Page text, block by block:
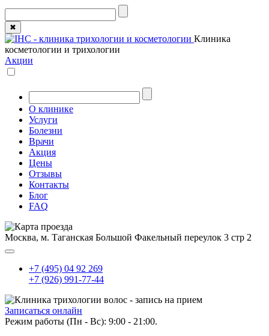
✖
Клиника
косметологии и трихологии
Акции
О клинике
Услуги
Болезни
Врачи
Акция
Цены
Отзывы
Контакты
Блог
FAQ
Москва, м. Таганская Большой Факельный переулок 3 стр 2
+7 (495) 04 92 269
+7 (926) 991-77-44
Записаться онлайн
Режим работы (Пн - Вс): 9:00 - 21:00.